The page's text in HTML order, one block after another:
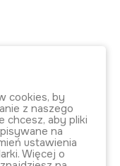
cookies, by
z naszego
chcesz, aby pliki
na
ustawienia
Więcej o